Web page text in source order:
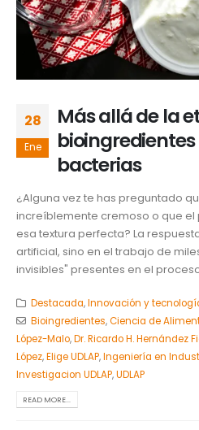
28
Ene
Más allá de la
bacterias
¿Alguna vez te has preguntado
increíblemente cremoso o que
esa textura perfecta? La
artificial, sino en el trabajo de
invisibles" presentes en el
Destacada,Innovación y
Bioingredientes,Ciencia de
López-Malo,Dr. Ricardo H. Hernández
López,Elige UDLAP,Ingeniería en
Investigacion UDLAP,UDLAP
READ MORE...